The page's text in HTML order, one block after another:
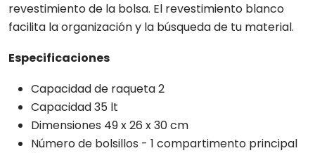
revestimiento de la bolsa. El revestimiento blanco
facilita la organización y la búsqueda de tu material.
Especificaciones
Capacidad de raqueta 2
Capacidad 35 lt
Dimensiones 49 x 26 x 30 cm
Número de bolsillos - 1 compartimento principal